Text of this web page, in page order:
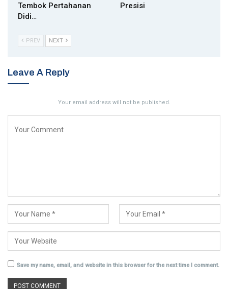
Tembok Pertahanan
Didi…
Presisi
PREV NEXT
Leave A Reply
Your email address will not be published.
Save my name, email, and website in this browser for the next time I comment.